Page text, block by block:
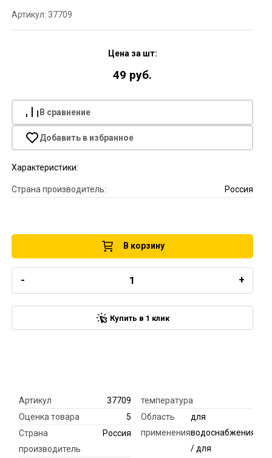
Артикул: 37709
Цена за шт:
49 руб.
В сравнение
Добавить в избранное
Характеристики:
Страна производитель: Россия
В корзину
- +
Купить в 1 клик
Артикул
37709
Оценка товара
5
Страна
производитель
Россия
температура
Область
применения
для
водоснабжения
/ для